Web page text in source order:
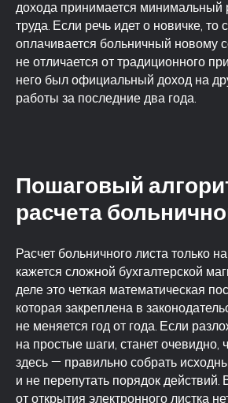
дохода принимается минимальный
труда. Если речь идет о новичке, то
оплачивается больничный новому
не отличается от традиционного
него был официальный доход на
работы за последние два года.
Пошаговый
расчета
Расчет больничного листа только
кажется сложной бухгалтерской
деле это четкая математическая
которая закреплена в
не меняется год от года. Если
на простые шаги, станет очевидно,
здесь — правильно собрать
и не перепутать порядок действий.
от открытия электронного листка